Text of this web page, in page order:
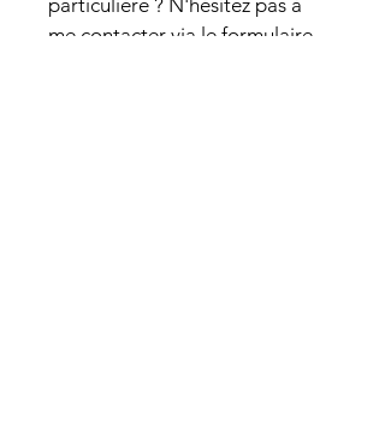
particulière ? N'hésitez pas à
me contacter via le formulaire